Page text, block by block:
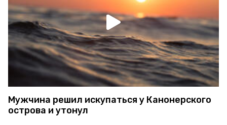
Мужчина решил искупаться у Канонерского
острова и утонул